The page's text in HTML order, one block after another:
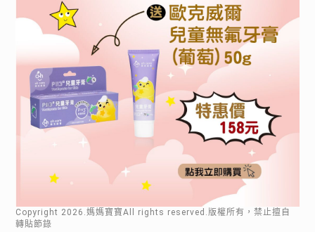
Copyright 2026 .媽媽寶寶All rights reserved.版權所有，禁止擅自
轉貼節錄